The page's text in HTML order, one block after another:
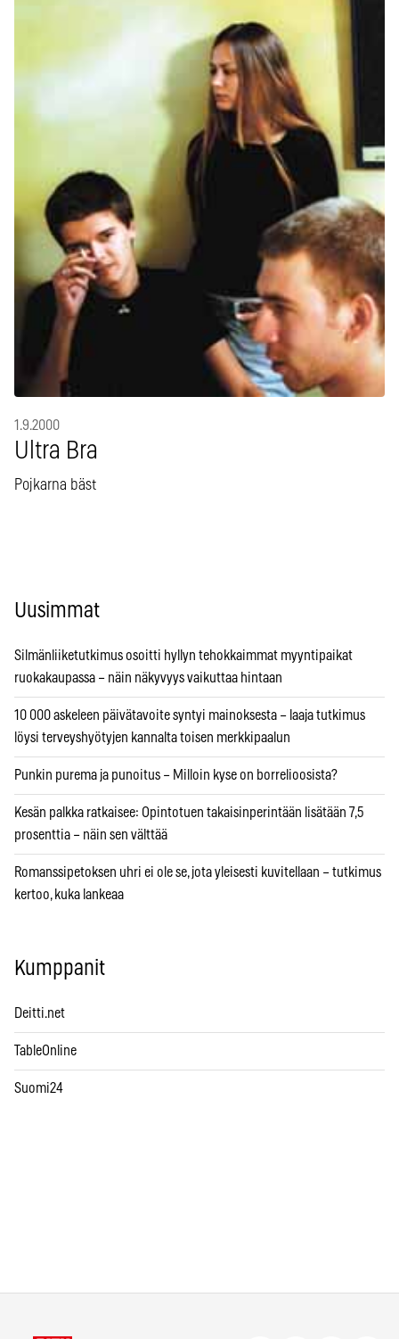
1.9.2000
Ultra Bra
Pojkarna bäst
Uusimmat
Silmänliiketutkimus osoitti hyllyn tehokkaimmat myyntipaikat
ruokakaupassa – näin näkyvyys vaikuttaa hintaan
10 000 askeleen päivätavoite syntyi mainoksesta – laaja tutkimus
löysi terveyshyötyjen kannalta toisen merkkipaalun
Punkin purema ja punoitus – Milloin kyse on borrelioosista?
Kesän palkka ratkaisee: Opintotuen takaisinperintään lisätään 7,5
prosenttia – näin sen välttää
Romanssipetoksen uhri ei ole se, jota yleisesti kuvitellaan – tutkimus
kertoo, kuka lankeaa
Kumppanit
Deitti.net
TableOnline
Suomi24